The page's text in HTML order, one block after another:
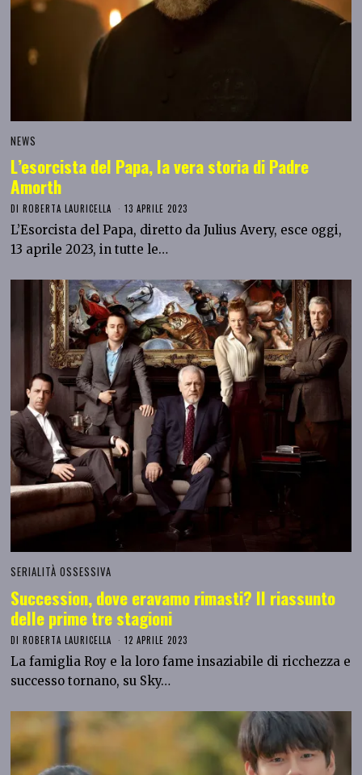
NEWS
L’esorcista del Papa, la vera storia di Padre
Amorth
DIROBERTA LAURICELLA 13 APRILE 2023
L’Esorcista del Papa, diretto da Julius Avery, esce oggi,
13 aprile 2023, in tutte le…
SERIALITÀ OSSESSIVA
Succession, dove eravamo rimasti? Il riassunto
delle prime tre stagioni
DIROBERTA LAURICELLA 12 APRILE 2023
La famiglia Roy e la loro fame insaziabile di ricchezza e
successo tornano, su Sky…